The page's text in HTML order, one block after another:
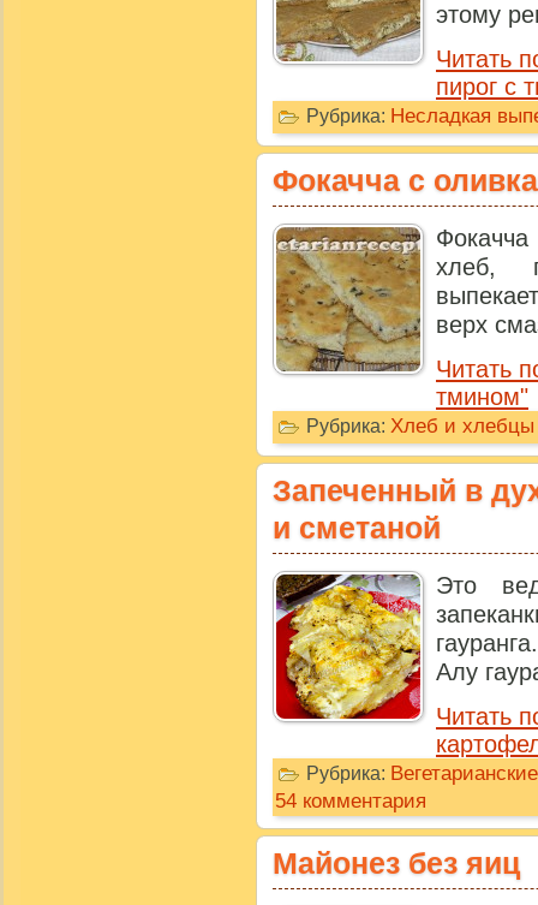
этому
Читать
пирог с
Рубрика: Несладкая
Фокачча с
хлеб,
верх
Читать
тмином"
Рубрика: Хлеб и хлебцы
Запеченный в
и сметаной
Это
Алу
Читать
Рубрика:
54 комментария
Майонез без яиц